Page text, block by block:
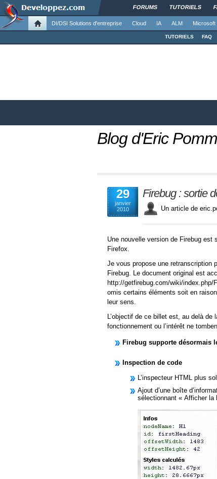
FORUMS TUTORIELS
DI/DSI Solutions d'entreprise Cloud IA ALM Microsoft
TUTORIELS FAQ
Blog d'Eric
29
janvier
2010
Firebug : sortie
Un article de
Une nouvelle version de Firebug
Firefox.
Je vous propose une retranscription
Firebug. Le document original est
http://getfirebug.com/wiki/index.php/
omis certains éléments soit en
leur sens.
L’objectif de ce billet est, au delà
fonctionnement ou l’intérêt ne
Firebug supporte désormais
Inspection de code
L’inspecteur HTML plus
Ajout d’une boîte
sélectionnant « Afficher la